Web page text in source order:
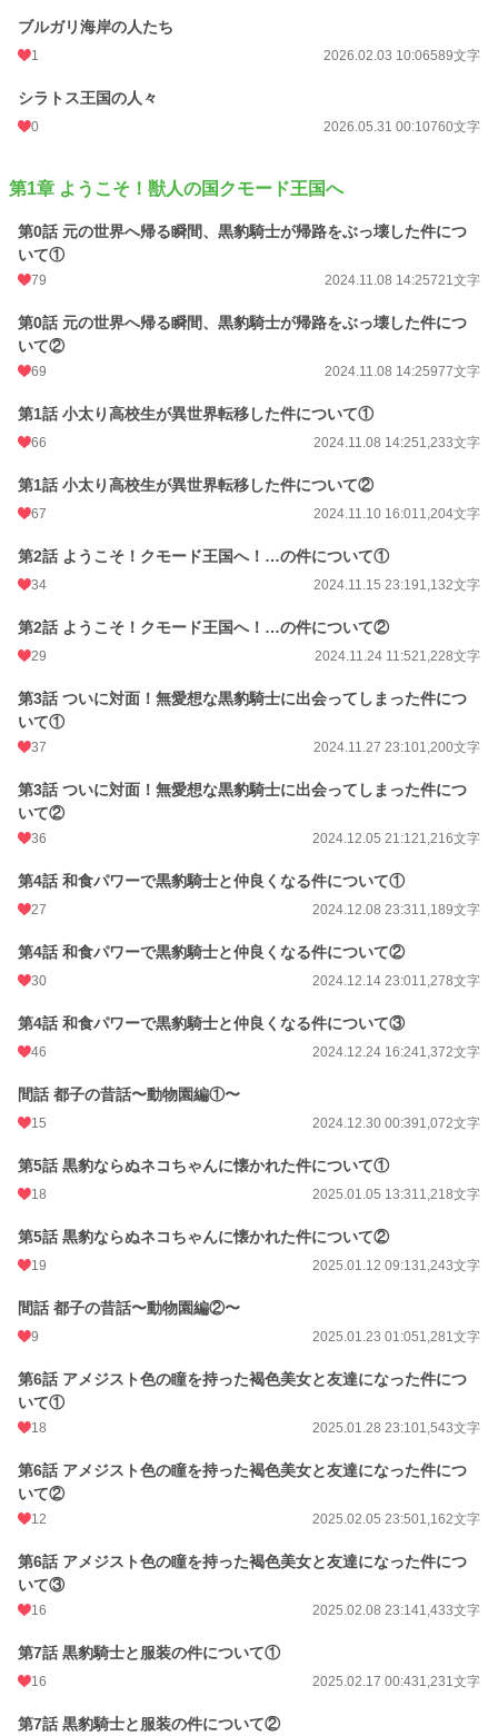
ブルガリ海岸の人たち
1 2026.02.03 10:06589文字
シラトス王国の人々
0 2026.05.31 00:10760文字
第1章 ようこそ！獣人の国クモード王国へ
第0話 元の世界へ帰る瞬間、黒豹騎士が帰路をぶっ壊した件につ
いて①
79 2024.11.08 14:25721文字
第0話 元の世界へ帰る瞬間、黒豹騎士が帰路をぶっ壊した件につ
いて②
69 2024.11.08 14:25977文字
第1話 小太り高校生が異世界転移した件について①
66 2024.11.08 14:251,233文字
第1話 小太り高校生が異世界転移した件について②
67 2024.11.10 16:011,204文字
第2話 ようこそ！クモード王国へ！…の件について①
34 2024.11.15 23:191,132文字
第2話 ようこそ！クモード王国へ！…の件について②
29 2024.11.24 11:521,228文字
第3話 ついに対面！無愛想な黒豹騎士に出会ってしまった件につ
いて①
37 2024.11.27 23:101,200文字
第3話 ついに対面！無愛想な黒豹騎士に出会ってしまった件につ
いて②
36 2024.12.05 21:121,216文字
第4話 和食パワーで黒豹騎士と仲良くなる件について①
27 2024.12.08 23:311,189文字
第4話 和食パワーで黒豹騎士と仲良くなる件について②
30 2024.12.14 23:011,278文字
第4話 和食パワーで黒豹騎士と仲良くなる件について③
46 2024.12.24 16:241,372文字
間話 都子の昔話〜動物園編①〜
15 2024.12.30 00:391,072文字
第5話 黒豹ならぬネコちゃんに懐かれた件について①
18 2025.01.05 13:311,218文字
第5話 黒豹ならぬネコちゃんに懐かれた件について②
19 2025.01.12 09:131,243文字
間話 都子の昔話〜動物園編②〜
9 2025.01.23 01:051,281文字
第6話 アメジスト色の瞳を持った褐色美女と友達になった件につ
いて①
18 2025.01.28 23:101,543文字
第6話 アメジスト色の瞳を持った褐色美女と友達になった件につ
いて②
12 2025.02.05 23:501,162文字
第6話 アメジスト色の瞳を持った褐色美女と友達になった件につ
いて③
16 2025.02.08 23:141,433文字
第7話 黒豹騎士と服装の件について①
16 2025.02.17 00:431,231文字
第7話 黒豹騎士と服装の件について②